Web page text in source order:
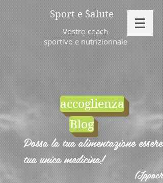
Sport e Salute
Vostro coach
sportivo e nutrizionnale
accoglienza
Blog
Possa la tua alimentazione essere
tua unica medicina!